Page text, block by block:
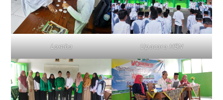
Lomba Upacara HSN